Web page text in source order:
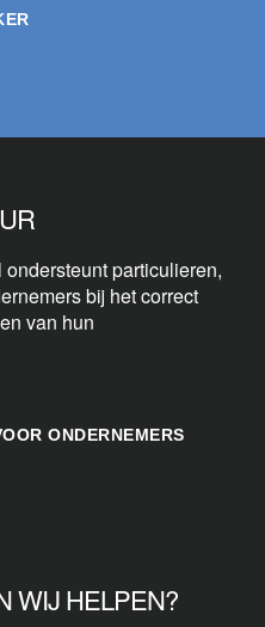
particulieren,
bij het correct
van hun
ONDERNEMERS
WIJ HELPEN?